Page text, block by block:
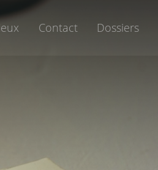
Contact Dossiers